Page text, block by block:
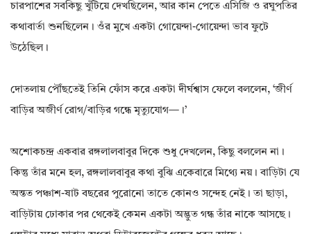
চারপাশের সবকিছু খুঁটিয়ে দেখছিলেন, আর কান পেতে এসিজি ও রঘুপতির
কথাবার্তা শুনছিলেন। ওঁর মুখে একটা গোয়েন্দা-গোয়েন্দা ভাব ফুটে
উঠেছিল।
দোতলায় পৌঁছতেই তিনি ফোঁস করে একটা দীর্ঘশ্বাস ফেলে বললেন, ‘জীর্ণ
বাড়ির অজীর্ণ রোগ/বাড়ির গন্ধে মৃত্যুযোগ—।’
অশোকচন্দ্র একবার রঙ্গলালবাবুর দিকে শুধু দেখলেন, কিছু বললেন না।
কিন্তু তাঁর মনে হল, রঙ্গলালবাবুর কথা বুঝি একেবারে মিথ্যে নয়। বাড়িটা যে
অন্তত পঞ্চাশ-ষাট বছরের পুরোনো তাতে কোনও সন্দেহ নেই। তা ছাড়া,
বাড়িটায় ঢোকার পর থেকেই কেমন একটা অদ্ভুত গন্ধ তাঁর নাকে আসছে।